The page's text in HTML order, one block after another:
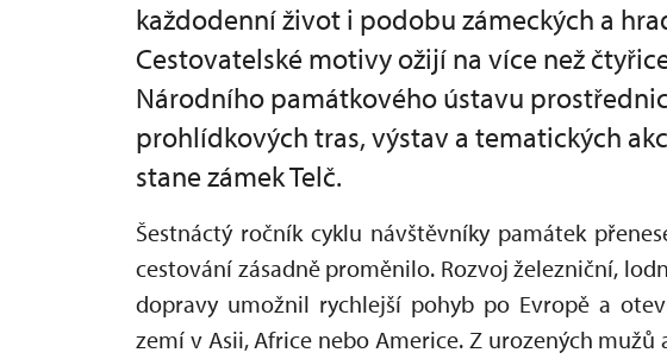
každodenní život i podobu zámeckých a
Cestovatelské motivy ožijí na více než
Národního památkového ústavu
prohlídkových tras, výstav a tematických
stane zámek Telč.
Šestnáctý ročník cyklu návštěvníky památek
cestování zásadně proměnilo. Rozvoj železniční,
dopravy umožnil rychlejší pohyb po Evropě a
zemí v Asii, Africe nebo Americe. Z urozených